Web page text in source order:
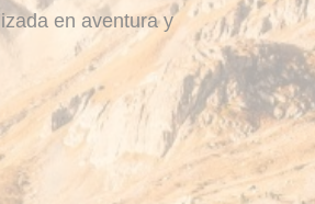
en aventura y